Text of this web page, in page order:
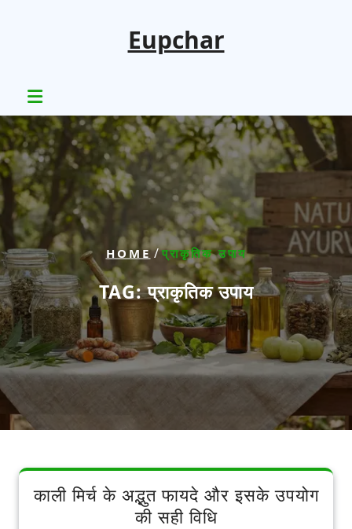
Eupchar
HOME/प्राकृतिक उपाय
TAG:प्राकृतिक उपाय
काली मिर्च के अद्भुत फायदे और इसके उपयोग
की सही विधि